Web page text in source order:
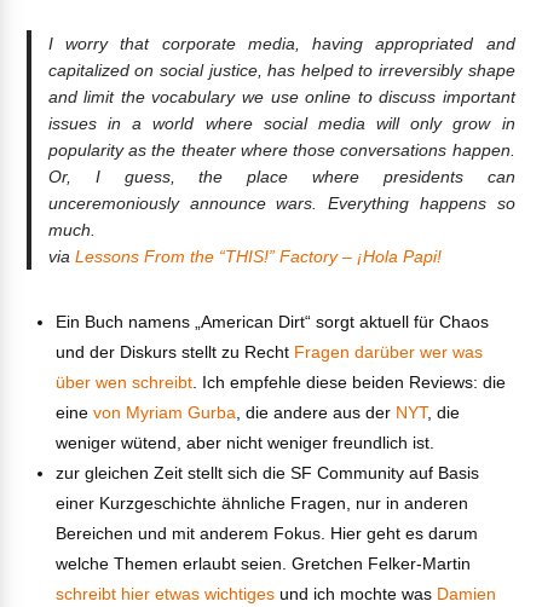
I worry that corporate media, having appropriated and
capitalized on social justice, has helped to irreversibly shape
and limit the vocabulary we use online to discuss important
issues in a world where social media will only grow in
popularity as the theater where those conversations happen.
Or, I guess, the place where presidents can
unceremoniously announce wars. Everything happens so
much.
via Lessons From the “THIS!” Factory – ¡Hola Papi!
Ein Buch namens „American Dirt“ sorgt aktuell für Chaos
und der Diskurs stellt zu Recht Fragen darüber wer was
über wen schreibt. Ich empfehle diese beiden Reviews: die
eine von Myriam Gurba , die andere aus der NYT, die
weniger wütend, aber nicht weniger freundlich ist.
zur gleichen Zeit stellt sich die SF Community auf Basis
einer Kurzgeschichte ähnliche Fragen, nur in anderen
Bereichen und mit anderem Fokus. Hier geht es darum
welche Themen erlaubt seien. Gretchen Felker-Martin
schreibt hier etwas wichtigesund ich mochte was Damien